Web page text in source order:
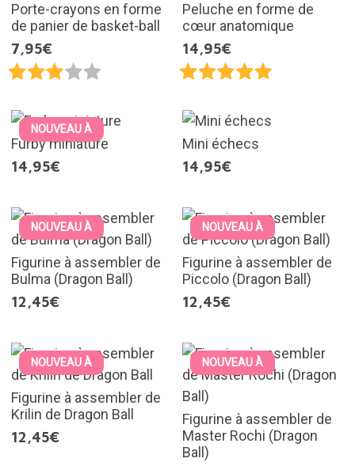
Porte-crayons en forme
de panier de basket-ball
7,95€
Peluche en forme de
cœur anatomique
14,95€
NOUVEAU À
Furby miniature
14,95€
Mini échecs
14,95€
NOUVEAU À
Figurine à assembler de
Bulma (Dragon Ball)
12,45€
NOUVEAU À
Figurine à assembler de
Piccolo (Dragon Ball)
12,45€
NOUVEAU À
Figurine à assembler de
Krilin de Dragon Ball
12,45€
NOUVEAU À
Figurine à assembler de
Master Rochi (Dragon
Ball)